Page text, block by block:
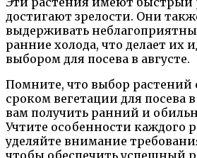
достигают зрелости. Они
выдерживать
ранние холода, что делает их
выбором для посева в августе.
Помните, что выбор растений
сроком вегетации для посева
вам получить ранний и
Учтите особенности каждого
уделяйте внимание